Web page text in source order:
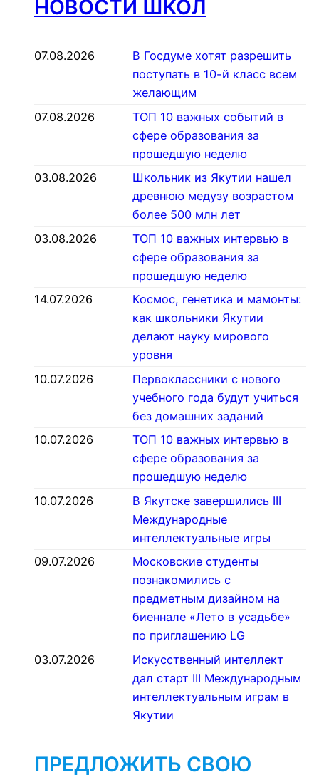
НОВОСТИ ШКОЛ
07.08.2026
В Госдуме хотят разрешить
поступать в 10-й класс всем
желающим
07.08.2026
ТОП 10 важных событий в
сфере образования за
прошедшую неделю
03.08.2026
Школьник из Якутии нашел
древнюю медузу возрастом
более 500 млн лет
03.08.2026
ТОП 10 важных интервью в
сфере образования за
прошедшую неделю
14.07.2026
Космос, генетика и мамонты:
как школьники Якутии
делают науку мирового
уровня
10.07.2026
Первоклассники с нового
учебного года будут учиться
без домашних заданий
10.07.2026
ТОП 10 важных интервью в
сфере образования за
прошедшую неделю
10.07.2026
В Якутске завершились III
Международные
интеллектуальные игры
09.07.2026
Московские студенты
познакомились с
предметным дизайном на
биеннале «Лето в усадьбе»
по приглашению LG
03.07.2026
Искусственный интеллект
дал старт III Международным
интеллектуальным играм в
Якутии
ПРЕДЛОЖИТЬ СВОЮ